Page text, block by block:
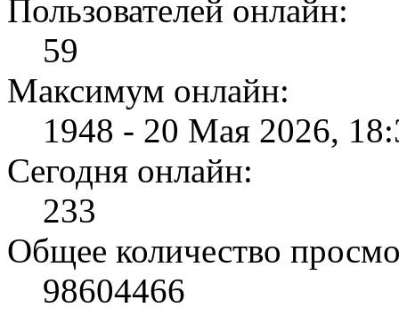
Пользователей онлайн:
59
Максимум онлайн:
1948 - 20 Мая 2026,
Сегодня онлайн:
233
Общее количество
98604466